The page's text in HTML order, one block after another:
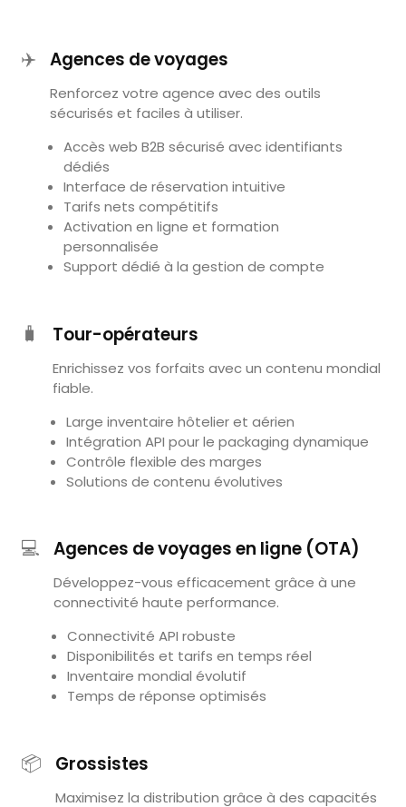
✈️ Agences de voyages
Renforcez votre agence avec des outils
sécurisés et faciles à utiliser.
Accès web B2B sécurisé avec identifiants
dédiés
Interface de réservation intuitive
Tarifs nets compétitifs
Activation en ligne et formation
personnalisée
Support dédié à la gestion de compte
🧳 Tour-opérateurs
Enrichissez vos forfaits avec un contenu mondial
fiable.
Large inventaire hôtelier et aérien
Intégration API pour le packaging dynamique
Contrôle flexible des marges
Solutions de contenu évolutives
💻 Agences de voyages en ligne (OTA)
Développez-vous efficacement grâce à une
connectivité haute performance.
Connectivité API robuste
Disponibilités et tarifs en temps réel
Inventaire mondial évolutif
Temps de réponse optimisés
📦 Grossistes
Maximisez la distribution grâce à des capacités